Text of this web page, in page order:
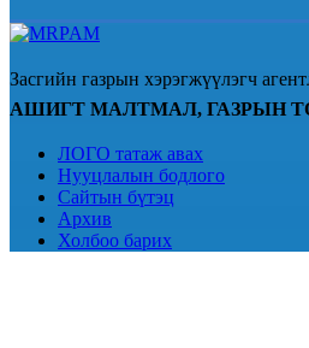
Засгийн газрын хэрэгжүүлэгч
АШИГТ МАЛТМАЛ, ГАЗРЫН
ЛОГО татаж авах
Нууцлалын бодлого
Сайтын бүтэц
Архив
Холбоо барих